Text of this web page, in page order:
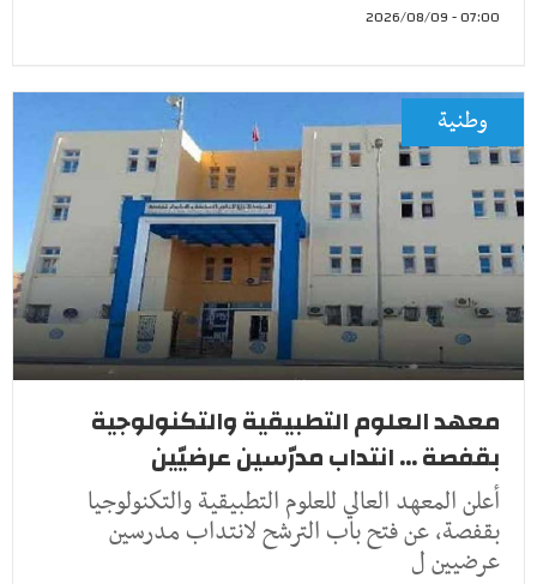
07:00 - 2026/08/09
وطنية
معهد العلوم التطبيقية والتكنولوجية
بقفصة ... انتداب مدرّسين عرضيّين
أعلن المعهد العالي للعلوم التطبيقية والتكنولوجيا
بقفصة، عن فتح باب الترشح لانتداب مدرسين
عرضيين ل